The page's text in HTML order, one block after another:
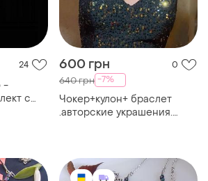
24
-
с
600 грн 0
640 грн -7%
Чокер+кулон+ браслет
.авторские украшения.